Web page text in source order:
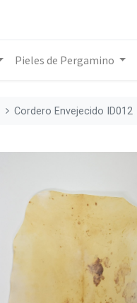
Pieles de Pergamino
Cordero Envejecido ID012